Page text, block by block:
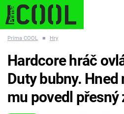
ESCAPE PLNEJ KOTEL
Prima COOL ■ Hry
Hardcore hráč
Duty bubny. Hned
mu povedl přesný